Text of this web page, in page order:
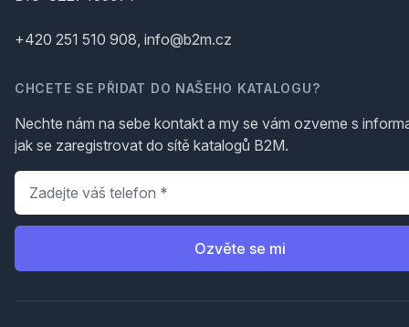
+420 251 510 908, info@b2m.cz
CHCETE SE PŘIDAT DO NAŠEHO KATALOGU?
Nechte nám na sebe kontakt a my se vám ozveme s
jak se zaregistrovat do sítě katalogů B2M.
Telefon
Ozvěte se mi